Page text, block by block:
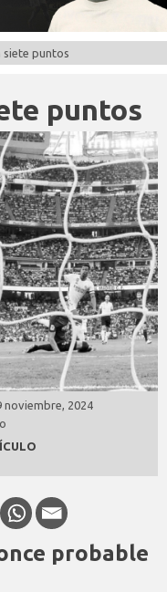
siete puntos
puntos
noviembre, 2024
probable